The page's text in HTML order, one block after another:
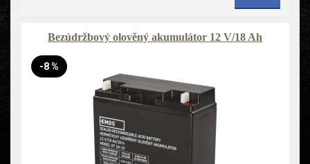
Bezúdržbový olověný akumulátor 12 V/18 Ah
-8 %